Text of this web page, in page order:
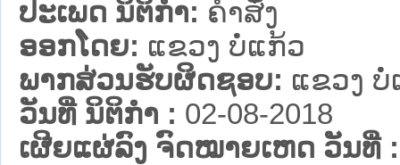
ປະເພດ ນິຕິກໍາ: ຄໍາສັ່ງ
ອອກໂດຍ: ແຂວງ ບໍ່ແກ້ວ
ພາກສ່ວນຮັບຜິດຊອບ: ແຂວງ
ວັນທີ່ ນິຕິກໍາ : 02-08-2018
ເຜີຍແຜ່ລົງ ຈົດໝາຍເຫດ ວັນທີ່ :